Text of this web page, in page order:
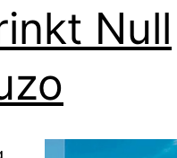
Null